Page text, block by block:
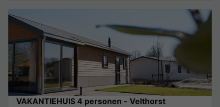
VAKANTIEHUIS 4 personen - Velthorst